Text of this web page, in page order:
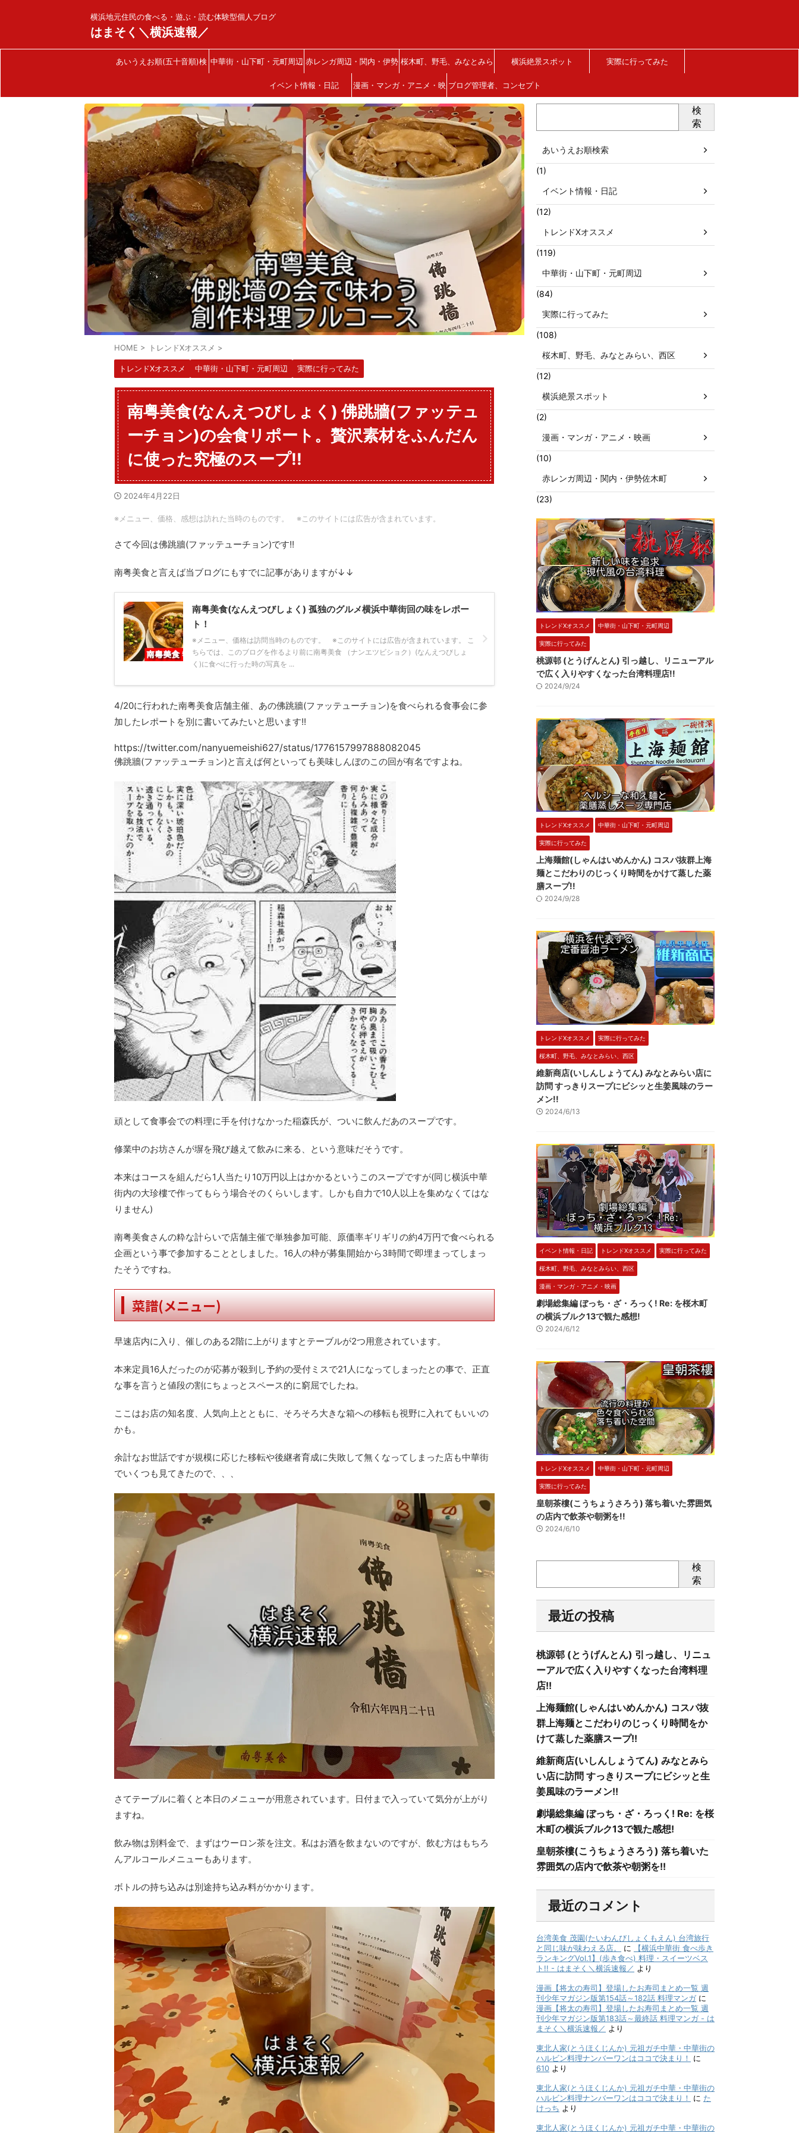
横浜地元住民の食べる・遊ぶ・読む体験型個人ブログ
はまそく＼横浜速報／
あいうえお順(五十音順)検 中華街・山下町・元町周辺 赤レンガ周辺・関内・伊勢
佐木町
桜木町、野毛、みなとみら
い、西区
横浜絶景スポット 実際に行ってみた
イベント情報・日記 漫画・マンガ・アニメ・映
画
ブログ管理者、コンセプト
について
HOME > トレンドXオススメ >
トレンドXオススメ 中華街・山下町・元町周辺 実際に行ってみた
南粤美食(なんえつびしょく) 佛跳牆(ファッテュ
ーチョン)の会食リポート。贅沢素材をふんだん
に使った究極のスープ!!
2024年4月22日
※メニュー、価格、感想は訪れた当時のものです。 ※このサイトには広告が含まれています。
さて今回は佛跳牆(ファッテューチョン)です!!
南粤美食と言えば当ブログにもすでに記事がありますが↓↓
南粤美食(なんえつびしょく) 孤独のグルメ横浜中華街回の味をレポー
ト！
※メニュー、価格は訪問当時のものです。 ※このサイトには広告が含まれています。 こ
ちらでは、このブログを作るより前に南粤美食 （ナンエツビショク）(なんえつびしょ
く)に食べに行った時の写真を ...
4/20に行われた南粤美食店舗主催、あの佛跳牆(ファッテューチョン)を食べられる食事会に参
加したレポートを別に書いてみたいと思います!!
https://twitter.com/nanyuemeishi627/status/1776157997888082045
佛跳牆(ファッテューチョン)と言えば何といっても美味しんぼのこの回が有名ですよね。
頑として食事会での料理に手を付けなかった稲森氏が、ついに飲んだあのスープです。
修業中のお坊さんが塀を飛び越えて飲みに来る、という意味だそうです。
本来はコースを組んだら1人当たり10万円以上はかかるというこのスープですが(同じ横浜中華
街内の大珍樓で作ってもらう場合そのくらいします。しかも自力で10人以上を集めなくてはな
りません)
南粤美食さんの粋な計らいで店舗主催で単独参加可能、原価率ギリギリの約4万円で食べられる
企画という事で参加することとしました。16人の枠が募集開始から3時間で即埋まってしまっ
たそうですね。
菜譜(メニュー)
早速店内に入り、催しのある2階に上がりますとテーブルが2つ用意されています。
本来定員16人だったのが応募が殺到し予約の受付ミスで21人になってしまったとの事で、正直
な事を言うと値段の割にちょっとスペース的に窮屈でしたね。
ここはお店の知名度、人気向上とともに、そろそろ大きな箱への移転も視野に入れてもいいの
かも。
余計なお世話ですが規模に応じた移転や後継者育成に失敗して無くなってしまった店も中華街
でいくつも見てきたので、、、
さてテーブルに着くと本日のメニューが用意されています。日付まで入っていて気分が上がり
ますね。
飲み物は別料金で、まずはウーロン茶を注文。私はお酒を飲まないのですが、飲む方はもちろ
んアルコールメニューもあります。
ボトルの持ち込みは別途持ち込み料がかかります。
検
索
あいうえお順検索
(1)
イベント情報・日記
(12)
トレンドXオススメ
(119)
中華街・山下町・元町周辺
(84)
実際に行ってみた
(108)
桜木町、野毛、みなとみらい、西区
(12)
横浜絶景スポット
(2)
漫画・マンガ・アニメ・映画
(10)
赤レンガ周辺・関内・伊勢佐木町
(23)
トレンドXオススメ 中華街・山下町・元町周辺
実際に行ってみた
桃源邨 (とうげんとん) 引っ越し、リニューアル
で広く入りやすくなった台湾料理店!!
2024/9/24
トレンドXオススメ 中華街・山下町・元町周辺
実際に行ってみた
上海麺館(しゃんはいめんかん) コスパ抜群上海
麺とこだわりのじっくり時間をかけて蒸した薬
膳スープ!!
2024/9/28
トレンドXオススメ 実際に行ってみた
桜木町、野毛、みなとみらい、西区
維新商店(いしんしょうてん) みなとみらい店に
訪問 すっきりスープにビシッと生姜風味のラー
メン!!
2024/6/13
イベント情報・日記 トレンドXオススメ 実際に行ってみた
桜木町、野毛、みなとみらい、西区
漫画・マンガ・アニメ・映画
劇場総集編 ぼっち・ざ・ろっく! Re: を桜木町
の横浜ブルク13で観た感想!
2024/6/12
トレンドXオススメ 中華街・山下町・元町周辺
実際に行ってみた
皇朝茶樓(こうちょうさろう) 落ち着いた雰囲気
の店内で飲茶や朝粥を!!
2024/6/10
検
索
最近の投稿
桃源邨 (とうげんとん) 引っ越し、リニュ
ーアルで広く入りやすくなった台湾料理
店!!
上海麺館(しゃんはいめんかん) コスパ抜
群上海麺とこだわりのじっくり時間をか
けて蒸した薬膳スープ!!
維新商店(いしんしょうてん) みなとみら
い店に訪問 すっきりスープにビシッと生
姜風味のラーメン!!
劇場総集編 ぼっち・ざ・ろっく! Re: を桜
木町の横浜ブルク13で観た感想!
皇朝茶樓(こうちょうさろう) 落ち着いた
雰囲気の店内で飲茶や朝粥を!!
最近のコメント
台湾美食 茂園(たいわんびしょくもえん) 台湾旅行
と同じ味が味わえる店。
に
【横浜中華街 食べ歩き
ランキングVol.1】(歩き食べ) 料理・スイーツベス
ト!! - はまそく＼横浜速報／ より
漫画【将太の寿司】登場したお寿司まとめ一覧 週
刊少年マガジン版第154話～182話 料理マンガ に
漫画【将太の寿司】登場したお寿司まとめ一覧 週
刊少年マガジン版第183話～最終話 料理マンガ - は
まそく＼横浜速報／ より
東北人家(とうほくじんか) 元祖ガチ中華・中華街の
ハルビン料理ナンバーワンはココで決まり！
に
610 より
東北人家(とうほくじんか) 元祖ガチ中華・中華街の
ハルビン料理ナンバーワンはココで決まり！
に た
けっち より
東北人家(とうほくじんか) 元祖ガチ中華・中華街の